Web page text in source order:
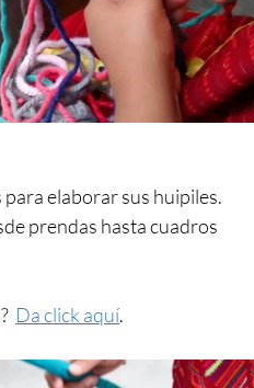
elaborar sus huipiles.
prendas hasta cuadros
Da click aquí.